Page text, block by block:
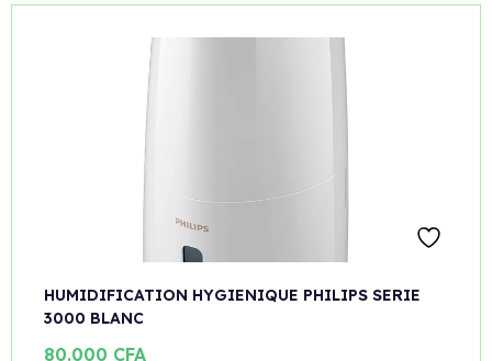
HUMIDIFICATION HYGIENIQUE PHILIPS SERIE
3000 BLANC
80.000 CFA